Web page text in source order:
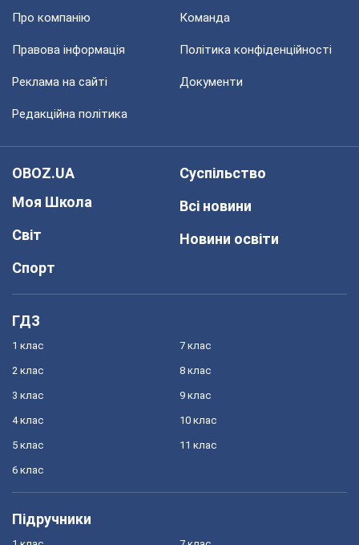
Про компанію Команда
Правова інформація Політика конфіденційності
Реклама на сайті Документи
Редакційна політика
OBOZ.UA
Моя Школа
Світ
Спорт
Суспільство
Всі новини
Новини освіти
ГДЗ
1 клас
2 клас
3 клас
4 клас
5 клас
6 клас
7 клас
8 клас
9 клас
10 клас
11 клас
Підручники